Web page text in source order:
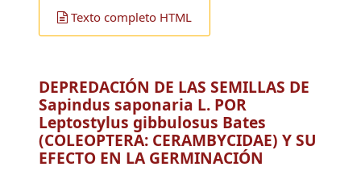
Texto completo HTML
DEPREDACIÓN DE LAS SEMILLAS DE
Sapindus saponaria L. POR
Leptostylus gibbulosus Bates
(COLEOPTERA: CERAMBYCIDAE) Y SU
EFECTO EN LA GERMINACIÓN